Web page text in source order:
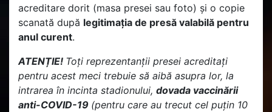
acreditare dorit (masa presei sau foto) și o copie
scanată după legitimația de presă valabilă pentru
anul curent.
ATENȚIE! Toți reprezentanții presei acreditați
pentru acest meci trebuie să aibă asupra lor, la
intrarea în incinta stadionului, dovada vaccinării
anti-COVID-19 (pentru care au trecut cel puțin 10